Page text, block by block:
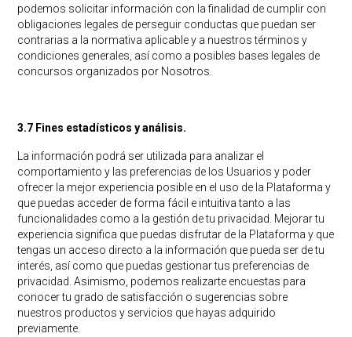
podemos solicitar información con la finalidad de cumplir con
obligaciones legales de perseguir conductas que puedan ser
contrarias a la normativa aplicable y a nuestros términos y
condiciones generales, así como a posibles bases legales de
concursos organizados por Nosotros.
3.7 Fines estadísticos y análisis.
La información podrá ser utilizada para analizar el
comportamiento y las preferencias de los Usuarios y poder
ofrecer la mejor experiencia posible en el uso de la Plataforma y
que puedas acceder de forma fácil e intuitiva tanto a las
funcionalidades como a la gestión de tu privacidad. Mejorar tu
experiencia significa que puedas disfrutar de la Plataforma y que
tengas un acceso directo a la información que pueda ser de tu
interés, así como que puedas gestionar tus preferencias de
privacidad. Asimismo, podemos realizarte encuestas para
conocer tu grado de satisfacción o sugerencias sobre
nuestros productos y servicios que hayas adquirido
previamente.